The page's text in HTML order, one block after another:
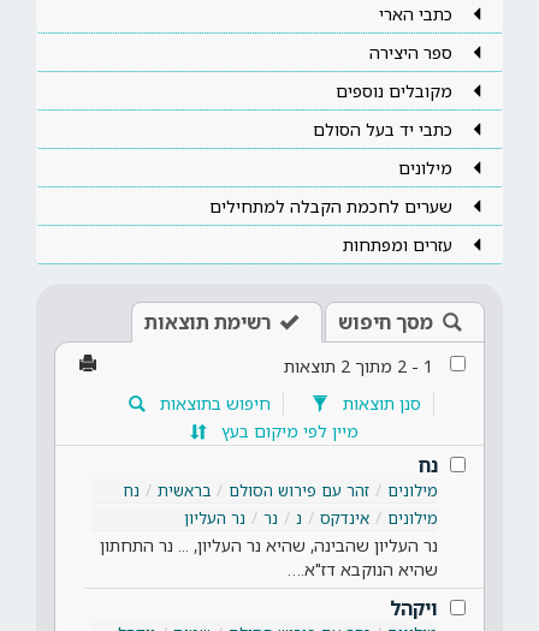
כתבי הארי
ספר היצירה
מקובלים נוספים
כתבי יד בעל הסולם
מילונים
שערים לחכמת הקבלה למתחילים
עזרים ומפתחות
מסך חיפוש רשימת תוצאות
1
-
2 מתוך 2 תוצאות
סנן תוצאות
חיפוש בתוצאות
מיין לפי מיקום בעץ
נח
מילונים זהר עם פירוש הסולם בראשית
נח
מילונים
אינדקס נ נר נר העליון
נר העליון שהבינה, שהיא נר העליון, ... נר התחתון
שהיא הנוקבא דז"א.…
ויקהל